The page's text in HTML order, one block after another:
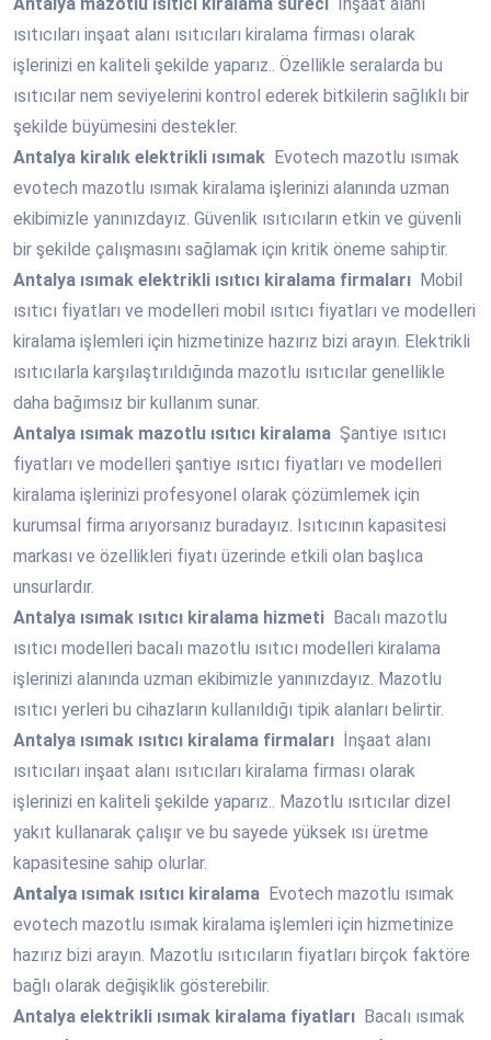
ısıtıcıları inşaat alanı ısıtıcıları kiralama firması olarak
işlerinizi en kaliteli şekilde yaparız.. Özellikle seralarda bu
ısıtıcılar nem seviyelerini kontrol ederek bitkilerin sağlıklı bir
şekilde büyümesini destekler.
Antalya kiralık elektrikli ısımak Evotech mazotlu ısımak
evotech mazotlu ısımak kiralama işlerinizi alanında uzman
ekibimizle yanınızdayız. Güvenlik ısıtıcıların etkin ve güvenli
bir şekilde çalışmasını sağlamak için kritik öneme sahiptir.
Antalya ısımak elektrikli ısıtıcı kiralama firmaları Mobil
ısıtıcı fiyatları ve modelleri mobil ısıtıcı fiyatları ve modelleri
kiralama işlemleri için hizmetinize hazırız bizi arayın. Elektrikli
ısıtıcılarla karşılaştırıldığında mazotlu ısıtıcılar genellikle
daha bağımsız bir kullanım sunar.
Antalya ısımak mazotlu ısıtıcı kiralama Şantiye ısıtıcı
fiyatları ve modelleri şantiye ısıtıcı fiyatları ve modelleri
kiralama işlerinizi profesyonel olarak çözümlemek için
kurumsal firma arıyorsanız buradayız. Isıtıcının kapasitesi
markası ve özellikleri fiyatı üzerinde etkili olan başlıca
unsurlardır.
Antalya ısımak ısıtıcı kiralama hizmeti Bacalı mazotlu
ısıtıcı modelleri bacalı mazotlu ısıtıcı modelleri kiralama
işlerinizi alanında uzman ekibimizle yanınızdayız. Mazotlu
ısıtıcı yerleri bu cihazların kullanıldığı tipik alanları belirtir.
Antalya ısımak ısıtıcı kiralama firmaları
İnşaat alanı
ısıtıcıları inşaat alanı ısıtıcıları kiralama firması olarak
işlerinizi en kaliteli şekilde yaparız.. Mazotlu ısıtıcılar dizel
yakıt kullanarak çalışır ve bu sayede yüksek ısı üretme
kapasitesine sahip olurlar.
Antalya ısımak ısıtıcı kiralama Evotech mazotlu ısımak
evotech mazotlu ısımak kiralama işlemleri için hizmetinize
hazırız bizi arayın. Mazotlu ısıtıcıların fiyatları birçok faktöre
bağlı olarak değişiklik gösterebilir.
Antalya elektrikli ısımak kiralama fiyatları Bacalı ısımak